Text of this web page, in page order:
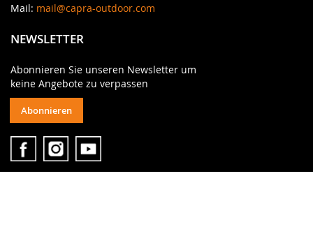
Mail: mail@capra-outdoor.com
NEWSLETTER
Abonnieren Sie unseren Newsletter um
keine Angebote zu verpassen
Abonnieren